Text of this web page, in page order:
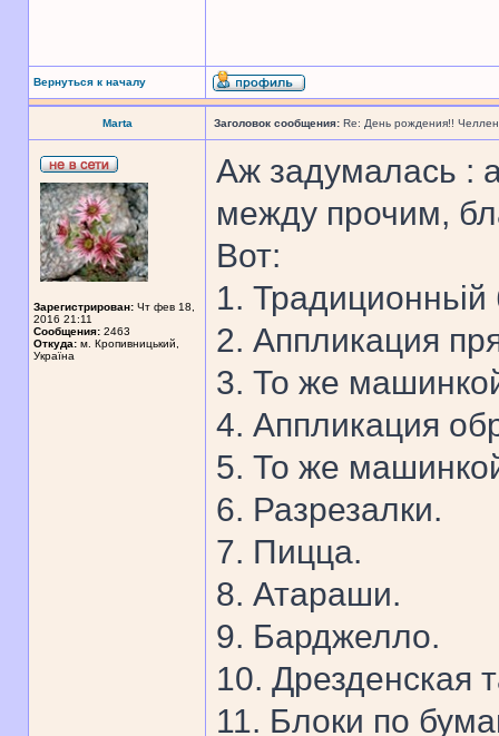
Вернуться к началу
Marta Заголовок сообщения: Re: День рождения!!
Зарегистрирован: Чт фев 18,
2016 21:11
Сообщения: 2463
Откуда: м. Кропивницький,
Україна
Аж задумалась :
между прочим,
Вот:
1. Традиционньій
2. Аппликация
3. То же
4. Аппликация
5. То же
6. Разрезалки.
7. Пицца.
8. Атараши.
9. Барджелло.
10. Дрезденская
11. Блоки по